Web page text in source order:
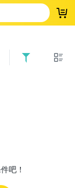
登
吧！